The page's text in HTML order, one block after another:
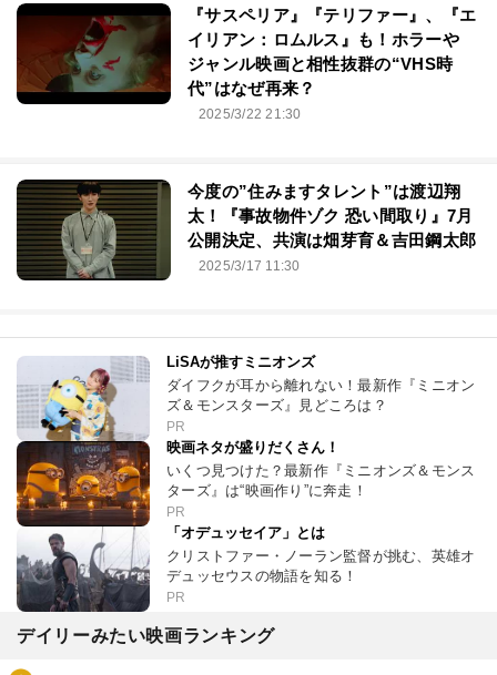
『サスペリア』『テリファー』、『エ
イリアン：ロムルス』も！ホラーや
ジャンル映画と相性抜群の“VHS時
代”はなぜ再来？
2025/3/22 21:30
今度の”住みますタレント”は渡辺翔
太！『事故物件ゾク 恐い間取り』7月
公開決定、共演は畑芽育＆吉田鋼太郎
2025/3/17 11:30
LiSAが推すミニオンズ
ダイフクが耳から離れない！最新作『ミニオン
ズ＆モンスターズ』見どころは？
PR
映画ネタが盛りだくさん！
いくつ見つけた？最新作『ミニオンズ＆モンス
ターズ』は“映画作り”に奔走！
PR
「オデュッセイア」とは
クリストファー・ノーラン監督が挑む、英雄オ
デュッセウスの物語を知る！
PR
デイリーみたい映画ランキング